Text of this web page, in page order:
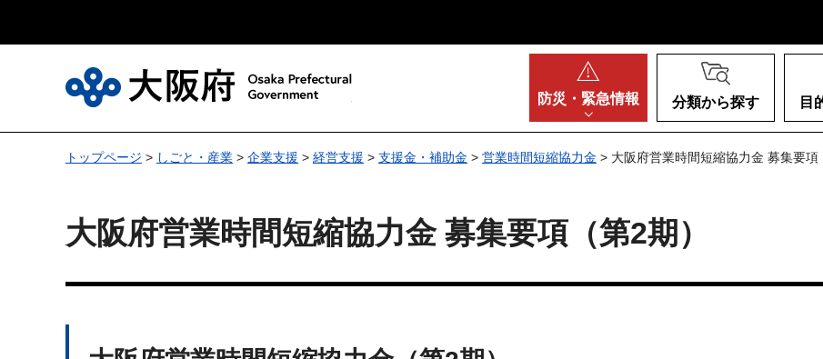
防災・ 緊急情報 分類から探す 目
トップページ > しごと・産業 > 企業支援 > 経営支援 > 支援金・補助金 > 営業時間短縮協力金 > 大阪府営業時間短縮協力金 募集要項
大阪府営業時間短縮協力金 募集要項（第2期）